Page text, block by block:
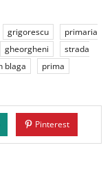
grigorescu
primaria
gheorgheni
strada
blaga prima
Pinterest